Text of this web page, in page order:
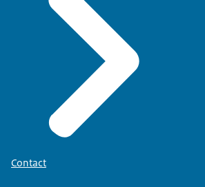
Contact